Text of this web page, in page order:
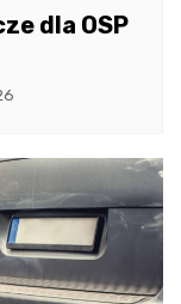
dla OSP